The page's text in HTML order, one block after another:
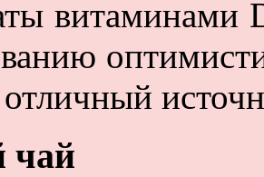
витаминами
отличный
чай